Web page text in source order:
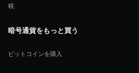
税
暗号通貨をもっと買う
ビットコインを購入